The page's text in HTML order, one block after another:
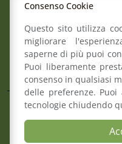
4 Agosto 2026
Cimone
Magistrati
Organismo di
Mappa del sito
Dichiarazione
Consenso Cookie
Questo sito utilizza
migliorare
saperne di più puoi
Puoi liberamente
consenso in qualsiasi
delle preferenze.
tecnologie chiudendo